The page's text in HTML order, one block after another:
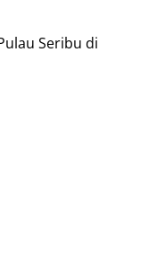
Seribu di